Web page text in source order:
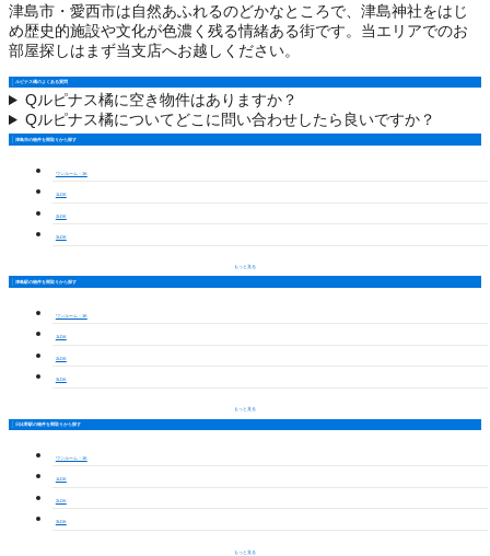
津島市・愛西市は自然あふれるのどかなところで、津島神社をはじ
め歴史的施設や文化が色濃く残る情緒ある街です。当エリアでのお
部屋探しはまず当支店へお越しください。
ルピナス橘のよくある質問
Qルピナス橘に空き物件はありますか？
Qルピナス橘についてどこに問い合わせしたら良いですか？
津島市の物件を間取りから探す
ワンルーム・1K
1LDK
2LDK
3LDK
もっと見る
津島駅の物件を間取りから探す
ワンルーム・1K
1LDK
2LDK
3LDK
もっと見る
日比野駅の物件を間取りから探す
ワンルーム・1K
1LDK
2LDK
3LDK
もっと見る